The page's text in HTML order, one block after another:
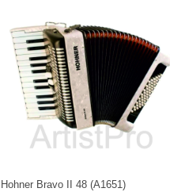
Hohner Bravo II 48 (A1651)